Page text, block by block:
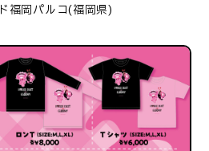
福岡パルコ(福岡県)